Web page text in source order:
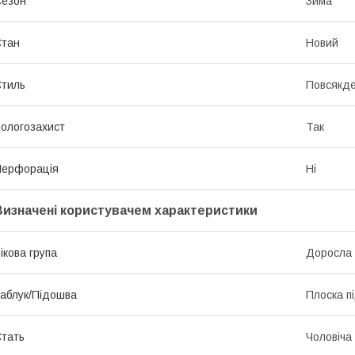
Новий
Так
Ні
користувачем характеристики
група Доросла
Підошва Плоска
Чоловіча